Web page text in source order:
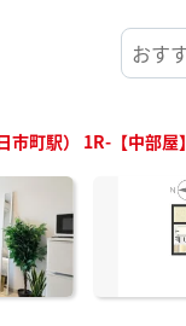
町駅） 1R-【中部屋】